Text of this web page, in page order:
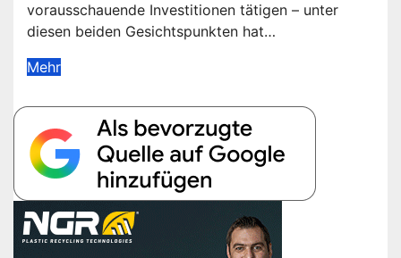
vorausschauende Investitionen tätigen – unter
diesen beiden Gesichtspunkten hat…
Mehr